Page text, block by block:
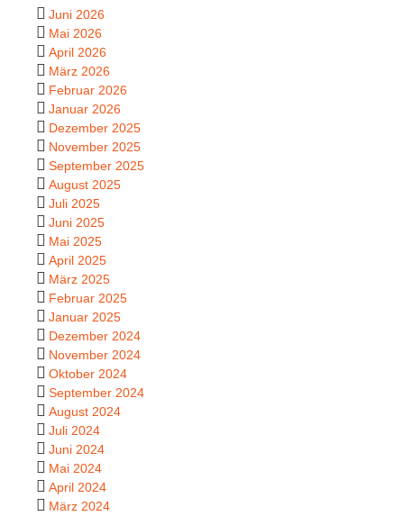
Juni 2026
Mai 2026
April 2026
März 2026
Februar 2026
Januar 2026
Dezember 2025
November 2025
September 2025
August 2025
Juli 2025
Juni 2025
Mai 2025
April 2025
März 2025
Februar 2025
Januar 2025
Dezember 2024
November 2024
Oktober 2024
September 2024
August 2024
Juli 2024
Juni 2024
Mai 2024
April 2024
März 2024